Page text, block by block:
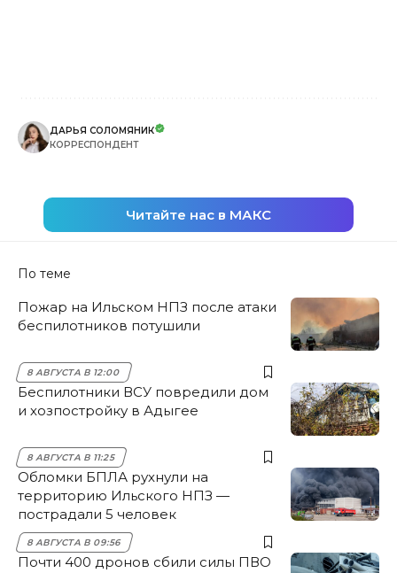
ДАРЬЯ СОЛОМЯНИК
КОРРЕСПОНДЕНТ
Читайте нас в МАКС
По теме
Пожар на Ильском НПЗ после атаки
беспилотников потушили
8 АВГУСТА В 12:00
Беспилотники ВСУ повредили дом
и хозпостройку в Адыгее
8 АВГУСТА В 11:25
Обломки БПЛА рухнули на
территорию Ильского НПЗ —
пострадали 5 человек
8 АВГУСТА В 09:56
Почти 400 дронов сбили силы ПВО